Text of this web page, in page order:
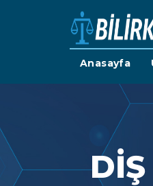
Anasayfa